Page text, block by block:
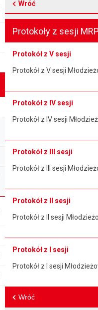
Wróć
Protokoły z sesji
Protokół z V sesji
Protokół z V sesji
Protokół z IV sesji
Protokół z IV sesji
Protokół z III sesji
Protokół z III sesji
Protokół z II sesji
Protokół z II sesji
Protokół z I sesji
Protokół z I sesji
Wróć